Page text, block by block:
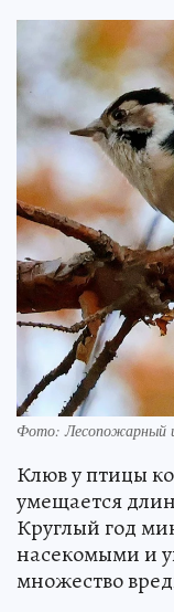
Фото: Лесопожарный
Клюв у птицы
умещается
Круглый год
насекомыми и
множество